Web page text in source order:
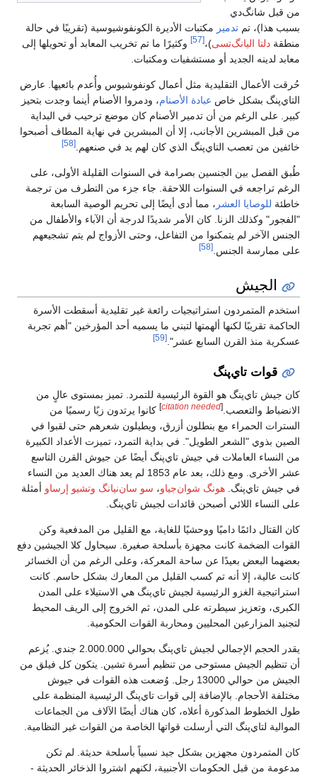
من قبل شانگ‌دي
بسبب هذا)، تم تدمير مكتبات الأديرة الكونفوشيوسية (تقريبًا في حالة
منطقة دلتا اليانگ‌تسى)،[57]
وكثيرًا ما تم تخريب المعابد أو تحويلها إلى
معابد لدينه الجديد أو مستشفيات ومكتبات.
حُرقت الأعمال التقليدية مثل أعمال كونفوشيوس وأُعدم بائعيها. عارض
التاي‌پنگ بشكل خاص عبادة الأصنام، ودمروا الأصنام أينما وجدت بتحيز
كبير. على الرغم من أن تدمير الأصنام كان موضع ترحيب في البداية
من قبل المبشرين الأجانب، إلا أن المبشرين في نهاية المطاف أصبحوا
خائفين من تعصب التاي‌پنگ الذي كان لهم يد في صنعهم. [58]
طُبق الفصل بين الجنسين بصرامة في السنوات القليلة الأولى، على
الرغم تراجعه في السنوات اللاحقة. جاء جزء من التطرف من ترجمة
خاطئة للوصايا العشر ، مما أدى أيضًا إلى تحريم الوصية السابعة
"الفجور" وكذلك الزنا. كان الأمر شديدًا لدرجة أن الآباء والأطفال من
الجنس الآخر لم يتمكنوا من التفاعل، وحتى الأزواج لم يتم تشجيعهم
على ممارسة الجنس. [58]
الجيش
استخدم المتمردون استراتيجيات رائعة غير تقليدية أسقطت الأسرة
الحاكمة تقريبًا لكنها ألهمتها لتبني ما يسميه أحد المؤرخين "أهم تجربة
عسكرية منذ القرن السابع عشر".[59]
قوات تاي‌پنگ
كان جيش تاي‌پنگ هو القوة الرئيسية للتمرد. تميز بمستوى عالٍ من
الانضباط والتعصب. [
citation needed
] كانوا يرتدون زيًا رسميًا من
السترات الحمراء مع بنطلون أزرق، ويطيلون شعرهم حتى لقبوا في
الصين بذوي "الشعر الطويل". في بداية التمرد، تميزت الأعداد الكبيرة
من النساء العاملات في جيش تاي‌پنگ أيضًا عن جيوش القرن التاسع
عشر الأخرى. ومع ذلك، بعد عام 1853 لم يعد هناك العديد من النساء
في جيش تاي‌پنگ. هونگ شوان‌جياو، سو سان‌نيانگ وتشيو إرساو أمثلة
على النساء اللائي أصبحن قائدات لجيش تاي‌پنگ.
كان القتال دائمًا داميًا ووحشيًا للغاية، مع القليل من المدفعية وكن
القوات الضخمة كانت مجهزة بأسلحة صغيرة. سيحاول كلا الجيشين دفع
بعضهما البعض بعيدًا عن ساحة المعركة، وعلى الرغم من أن الخسائر
كانت عالية، إلا أنه تم كسب القليل من المعارك بشكل حاسم. كانت
استراتيجية الغزو الرئيسية لجيش تاي‌پنگ هي الاستيلاء على المدن
الكبرى، وتعزيز سيطرته على المدن، ثم الخروج إلى الريف المحيط
لتجنيد المزارعين المحليين ومحاربة القوات الحكومية.
يقدر الحجم الإجمالي لجيش تاي‌پنگ بحوالي 2.000.000 جندي. يُزعم
أن تنظيم الجيش مستوحى من تنظيم أسرة تشين. يتكون كل فيلق من
الجيش من حوالي 13000 رجل. وُضعت هذه القوات في جيوش
مختلفة الأحجام. بالإضافة إلى قوات تاي‌پنگ الرئيسية المنظمة على
طول الخطوط المذكورة أعلاه، كان هناك أيضًا الآلاف من الجماعات
الموالية لتاي‌پنگ التي أرسلت قواتها الخاصة من القوات غير النظامية.
كان المتمردون مجهزين بشكل جيد نسبياً بأسلحة حديثة. لم تكن
مدعومة من قبل الحكومات الأجنبية، لكنهم اشتروا الذخائر الحديثة -